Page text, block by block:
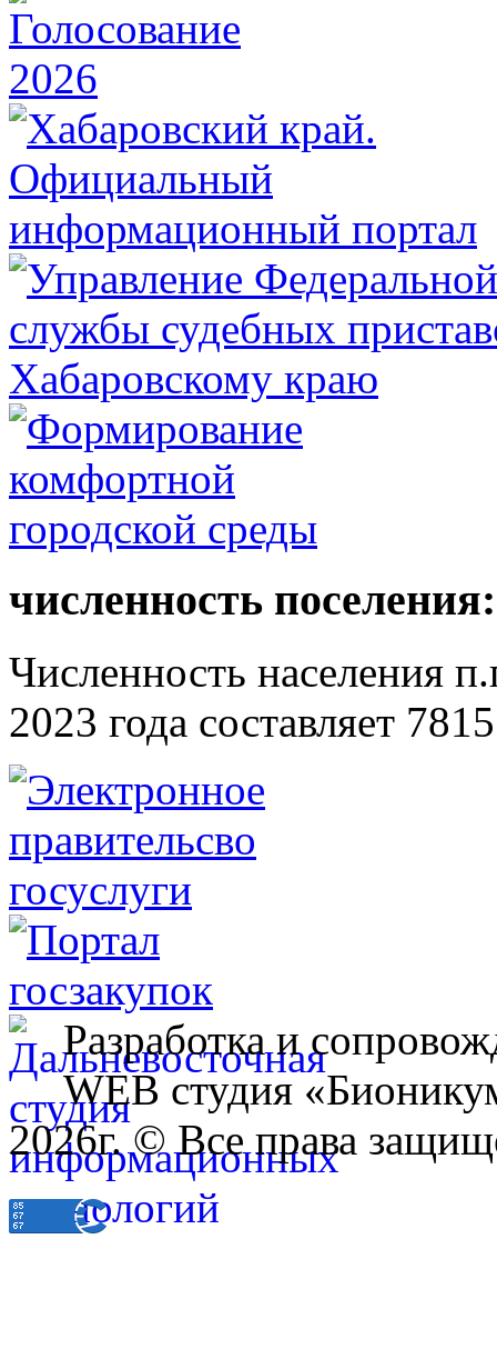
численность поселения:
Численность населения
2023 года составляет
Разработка и
WEB студия
2026г. © Все права